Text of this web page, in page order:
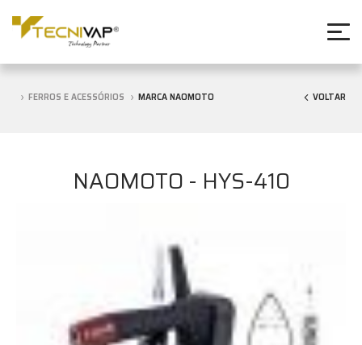
FERROS E ACESSÓRIOS MARCA NAOMOTO VOLTAR
NAOMOTO - HYS-410